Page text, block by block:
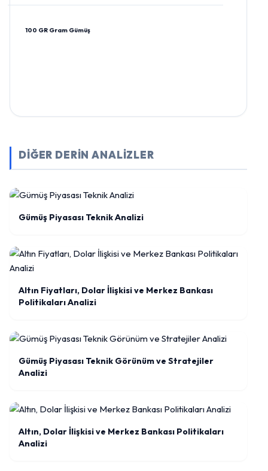
100 GR Gram Gümüş
DİĞER DERİN ANALİZLER
Gümüş Piyasası Teknik Analizi
Altın Fiyatları, Dolar İlişkisi ve Merkez Bankası
Politikaları Analizi
Gümüş Piyasası Teknik Görünüm ve Stratejiler
Analizi
Altın, Dolar İlişkisi ve Merkez Bankası Politikaları
Analizi